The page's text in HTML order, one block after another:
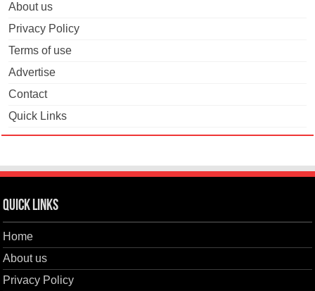
About us
Privacy Policy
Terms of use
Advertise
Contact
Quick Links
Quick Links
Home
About us
Privacy Policy